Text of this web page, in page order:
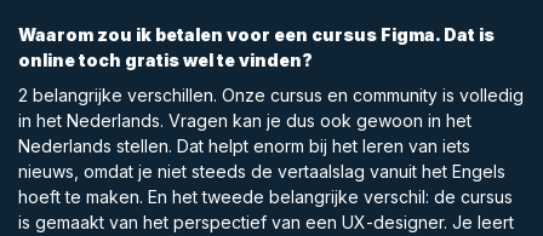
Waarom zou ik betalen voor een cursus Figma. Dat is
online toch gratis wel te vinden?
2 belangrijke verschillen. Onze cursus en community is volledig
in het Nederlands. Vragen kan je dus ook gewoon in het
Nederlands stellen. Dat helpt enorm bij het leren van iets
nieuws, omdat je niet steeds de vertaalslag vanuit het Engels
hoeft te maken. En het tweede belangrijke verschil: de cursus
is gemaakt van het perspectief van een UX-designer. Je leert